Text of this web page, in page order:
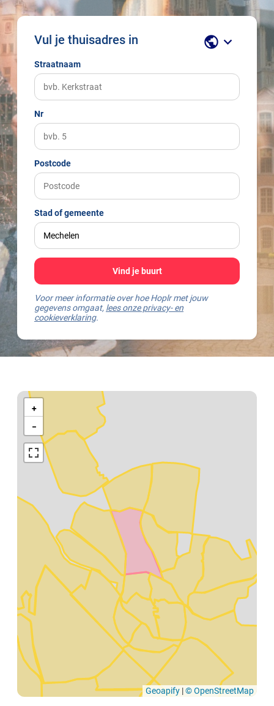
Vul je thuisadres in public keyboard_arrow_down
Straatnaam
Nr
Postcode
Stad of gemeente
Vind je buurt
Voor meer informatie over hoe Hoplr met jouw
gegevens omgaat, lees onze privacy- en
cookieverklaring.
Kaart
Mechelen
+
−
Geoapify |© OpenStreetMap